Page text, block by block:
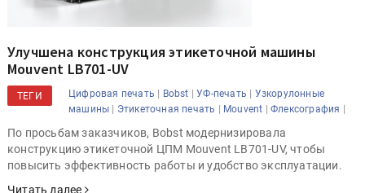
Улучшена конструкция этикеточной машины
Mouvent LB701-UV
ТЕГИ Цифровая печать | Bobst |УФ-печать | Узкорулонные
машины | Этикеточная печать | Mouvent |Флексография |
По просьбам заказчиков, Bobst модернизировала
конструкцию этикеточной ЦПМ Mouvent LB701-UV, чтобы
повысить эффективность работы и удобство эксплуатации.
Читать далее